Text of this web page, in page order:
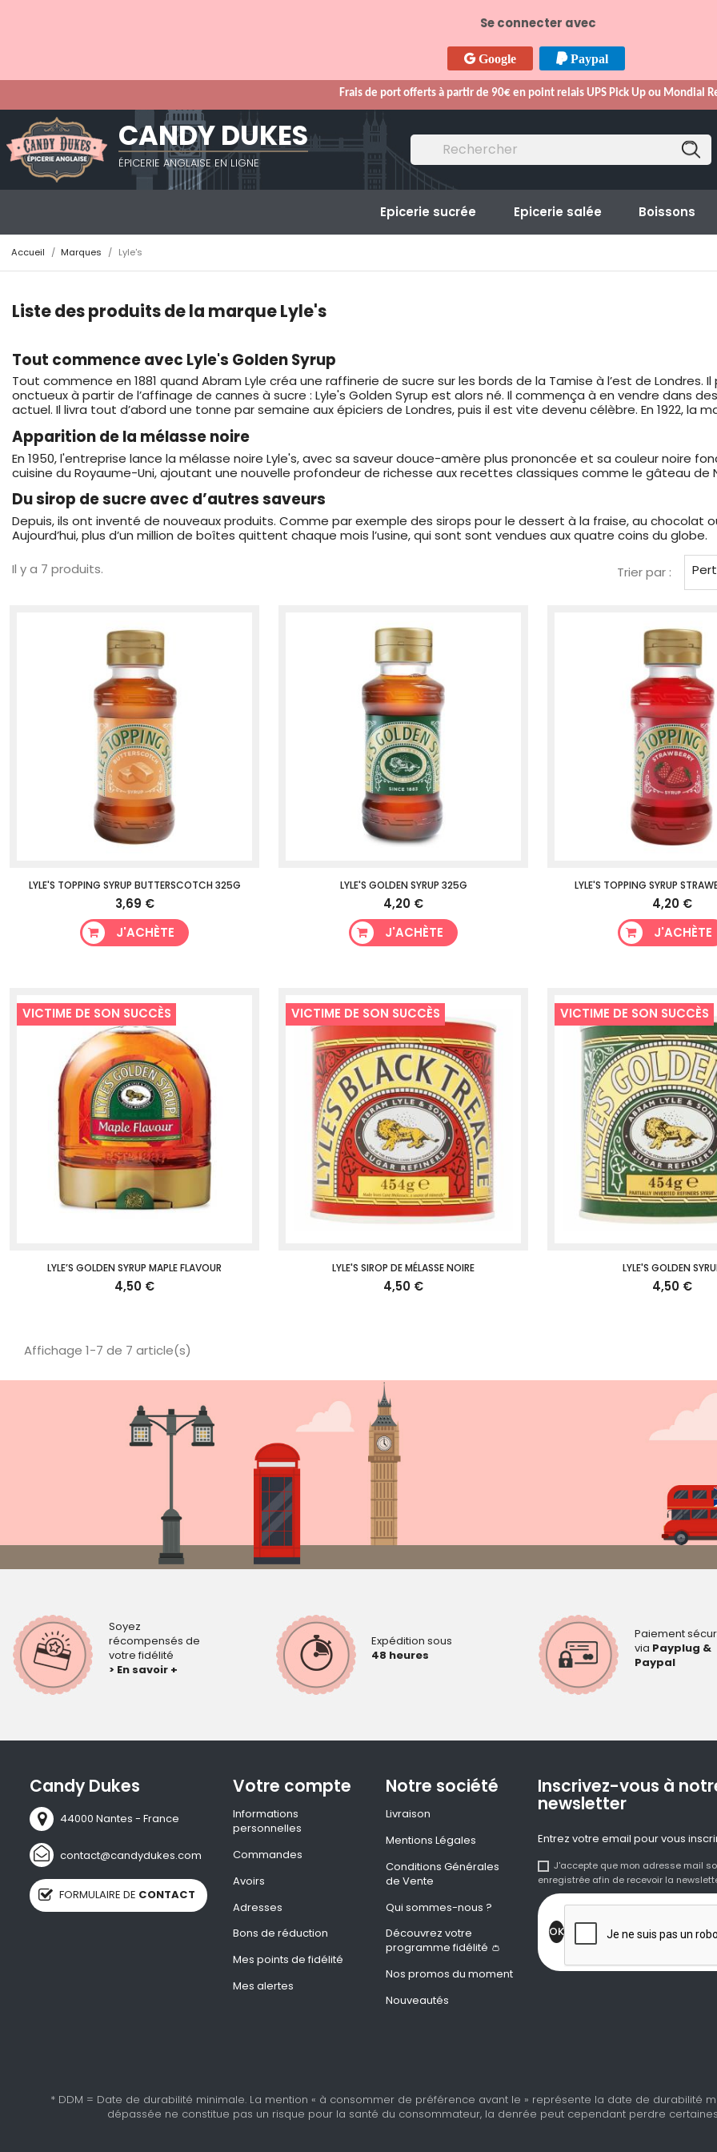
Se connecter avec
Google Paypal
Frais de port offerts à partir de 90€ en point relais UPS Pick Up ou Mondial
CANDY DUKES
ÉPICERIE ANGLAISE EN LIGNE
Epicerie sucrée Epicerie salée Boissons
Accueil Marques Lyle's
Liste des produits de la marque Lyle's
Tout commence avec Lyle's Golden Syrup
Tout commence en 1881 quand Abram Lyle créa une raffinerie de sucre sur les bords de la Tamise à l’est de
onctueux à partir de l’affinage de cannes à sucre : Lyle's Golden Syrup est alors né. Il commença à en vendre dans
actuel. Il livra tout d’abord une tonne par semaine aux épiciers de Londres, puis il est vite devenu célèbre. En 1922, la
Apparition de la mélasse noire
En 1950, l'entreprise lance la mélasse noire Lyle's, avec sa saveur douce-amère plus prononcée et sa couleur noire
cuisine du Royaume-Uni, ajoutant une nouvelle profondeur de richesse aux recettes classiques comme le gâteau
Du sirop de sucre avec d’autres saveurs
Depuis, ils ont inventé de nouveaux produits. Comme par exemple des sirops pour le dessert à la fraise, au chocolat
Aujourd’hui, plus d’un million de boîtes quittent chaque mois l’usine, qui sont sont vendues aux quatre coins du globe.
Il y a 7 produits. Trier par :
LYLE'S TOPPING SYRUP BUTTERSCOTCH 325G
3,69 €
J'ACHÈTE
LYLE'S GOLDEN SYRUP 325G
4,20 €
J'ACHÈTE
LYLE'S TOPPING SYRUP
4,20 €
J'ACHÈTE
LYLE’S GOLDEN SYRUP MAPLE FLAVOUR
4,50 €
VICTIME DE SON SUCCÈS
LYLE'S SIROP DE MÉLASSE NOIRE
4,50 €
VICTIME DE SON SUCCÈS
LYLE'S GOLDEN
4,50 €
VICTIME DE SON SUCCÈS
Affichage 1-7 de 7 article(s)
Soyez
récompensés de
votre fidélité
> En savoir +
Expédition sous
48 heures
Paiement
via Payplug &
Paypal
Candy Dukes
44000 Nantes - France
contact@candydukes.com
FORMULAIRE DE CONTACT
Votre compte
Informations
personnelles
Commandes
Avoirs
Adresses
Bons de réduction
Mes points de fidélité
Mes alertes
Notre société
Livraison
Mentions Légales
Conditions Générales
de Vente
Qui sommes-nous ?
Découvrez votre
programme fidélité 👛
Nos promos du moment
Nouveautés
Inscrivez-vous à
newsletter
Entrez votre email pour vous
J'accepte que mon adresse mail
enregistrée afin de recevoir la
* DDM = Date de durabilité minimale. La mention « à consommer de préférence avant le » représente la date de durabilité
dépassée ne constitue pas un risque pour la santé du consommateur, la denrée peut cependant perdre